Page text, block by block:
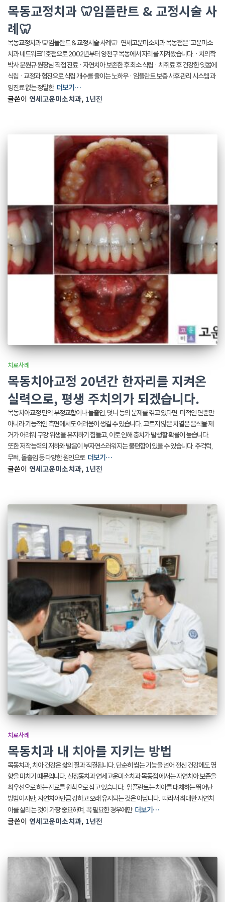
목동교정치과 🦷임플란트 & 교정시술 사
례🦷
목동교정치과 🦷임플란트 & 교정시술 사례🦷 연세고운미소치과 목동점은 ‘고운미소
치과 네트워크’1호점으로 2002년부터 양천구 목동에서 자리를 지켜왔습니다. · 치의학
박사 문원규 원장님 직접 진료 · 자연치아 보존한 후 최소 식립 · 치쥐료 후 건강한 잇몸에
식립 · 교정과 협진으로 식립 개수를 줄이는 노하우 · 임플란트 보증 사후 관리 시스템 과
잉진료 없는 정밀한 더보기…
글쓴이 연세고운미소치과, 1년전
치료사례
목동치아교정 20년간 한자리를 지켜온
실력으로, 평생 주치의가 되겠습니다.
목동치아교정 만약 부정교합이나 돌출입, 덧니 등의 문제를 겪고 있다면, 미적인 면뿐만
아니라 기능적인 측면에서도 어려움이 생길 수 있습니다. 고르지 않은 치열은 음식물 제
거가 어려워 구강 위생을 유지하기 힘들고, 이로 인해 충치가 발생할 확률이 높습니다.
또한 저작능력의 저하와 발음이 부자연스러워지는 불편함이 있을 수 있습니다. 주걱턱,
무턱, 돌출입 등 다양한 원인으로 더보기…
글쓴이 연세고운미소치과, 1년전
치료사례
목동치과 내 치아를 지키는 방법
목동치과, 치아 건강은 삶의 질과 직결됩니다. 단순히 씹는 기능을 넘어 전신 건강에도 영
향을 미치기 때문입니다. ​신정동치과 연세고운미소치과 목동점 에서는 자연치아 보존을
최우선으로 하는 진료를 원칙으로 삼고 있습니다. ​ 임플란트는 치아를 대체하는 뛰어난
방법이지만, 자연치아만큼 강하고 오래 유지되는 것은 아닙니다. ​ 따라서 최대한 자연치
아를 살리는 것이 가장 중요하며, 꼭 필요한 경우에만 더보기…
글쓴이 연세고운미소치과, 1년전